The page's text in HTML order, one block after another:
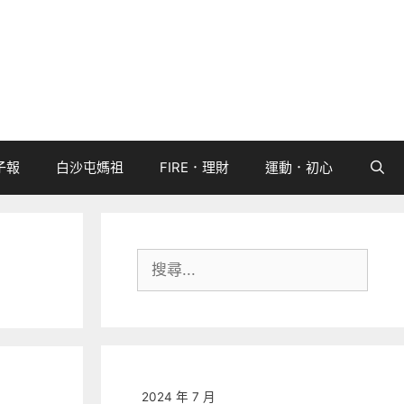
報 白沙屯媽祖 FIRE．理財 運動．初心
尋:
2024 年 7 月